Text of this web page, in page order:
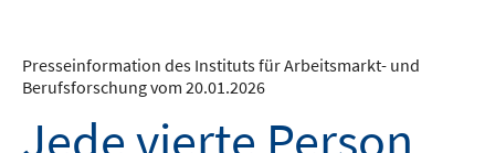
Presseinformation des Instituts für Arbeitsmarkt- und
Berufsforschung vom 20.01.2026